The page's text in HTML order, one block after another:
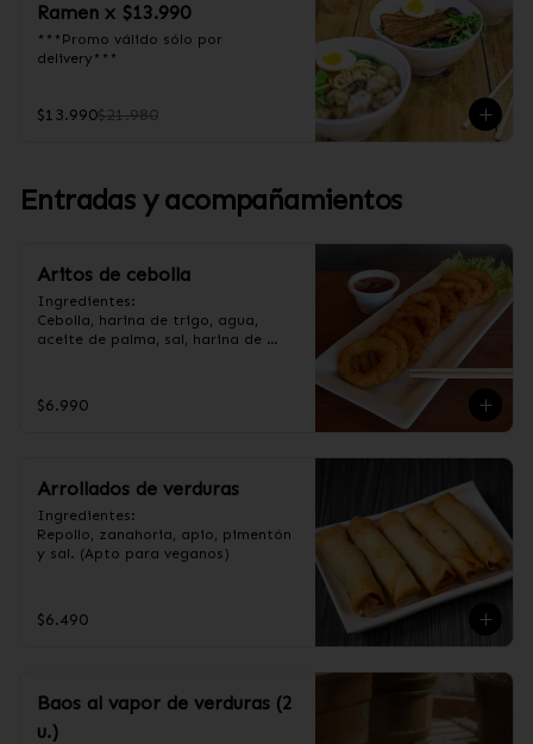
Ramen x $13.990
***Promo válido sólo por
delivery***
$13.990$21.980
Entradas y acompañamientos
Aritos de cebolla
Ingredientes:
Cebolla, harina de trigo, agua,
aceite de palma, sal, harina de
$6.990
Arrollados de verduras
Ingredientes:
Repollo, zanahoria, apio, pimentón
y sal. (Apto para veganos)
$6.490
Baos al vapor de verduras (2
u.)